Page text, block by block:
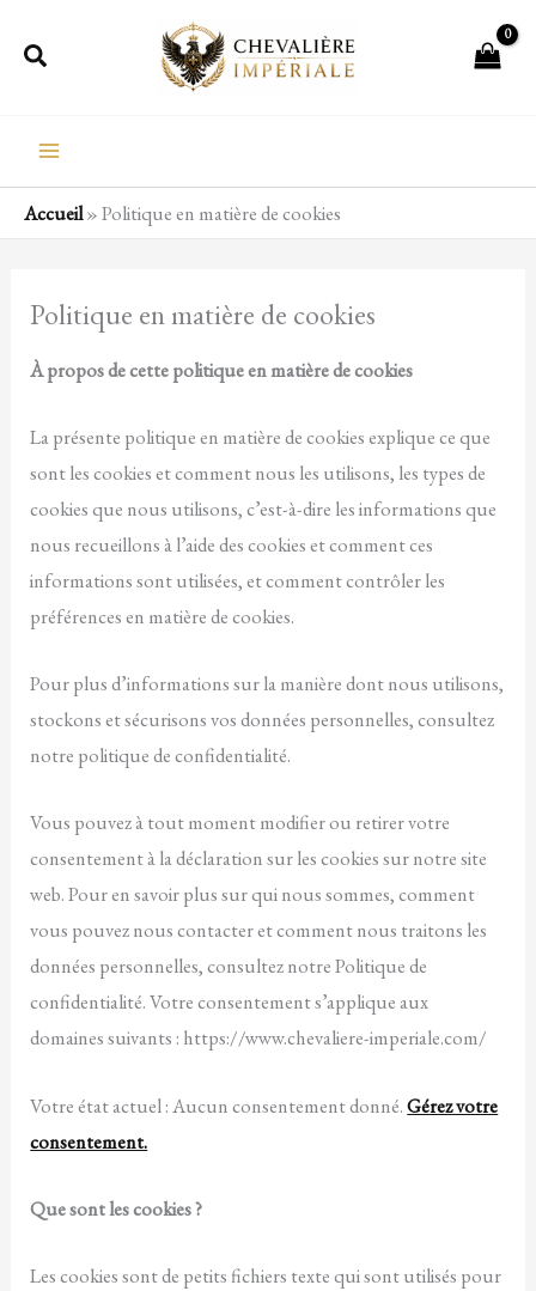
Rechercher
Accueil»Politique en matière de cookies
Politique en matière de cookies
À propos de cette politique en matière de cookies
La présente politique en matière de cookies explique ce que
sont les cookies et comment nous les utilisons, les types de
cookies que nous utilisons, c’est-à-dire les informations que
nous recueillons à l’aide des cookies et comment ces
informations sont utilisées, et comment contrôler les
préférences en matière de cookies.
Pour plus d’informations sur la manière dont nous utilisons,
stockons et sécurisons vos données personnelles, consultez
notre politique de confidentialité.
Vous pouvez à tout moment modifier ou retirer votre
consentement à la déclaration sur les cookies sur notre site
web. Pour en savoir plus sur qui nous sommes, comment
vous pouvez nous contacter et comment nous traitons les
données personnelles, consultez notre Politique de
confidentialité. Votre consentement s’applique aux
domaines suivants : https://www.chevaliere-imperiale.com/
Votre état actuel : Aucun consentement donné.Gérez votre
consentement.
Que sont les cookies ?
Les cookies sont de petits fichiers texte qui sont utilisés pour